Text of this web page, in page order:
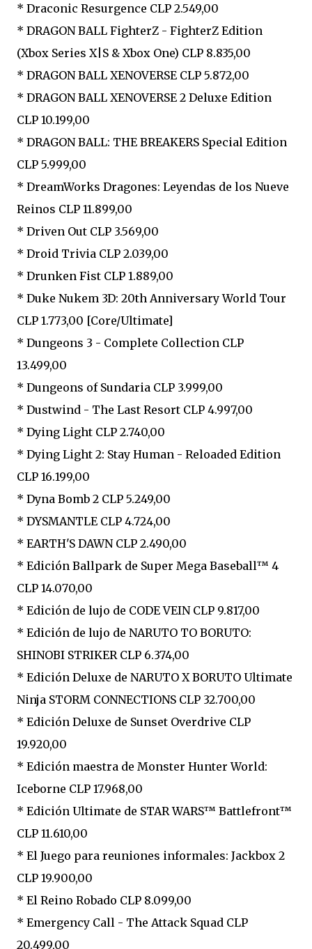
* Draconic Resurgence CLP 2.549,00
* DRAGON BALL FighterZ - FighterZ Edition
(Xbox Series X|S & Xbox One) CLP 8.835,00
* DRAGON BALL XENOVERSE CLP 5.872,00
* DRAGON BALL XENOVERSE 2 Deluxe Edition
CLP 10.199,00
* DRAGON BALL: THE BREAKERS Special Edition
CLP 5.999,00
* DreamWorks Dragones: Leyendas de los Nueve
Reinos CLP 11.899,00
* Driven Out CLP 3.569,00
* Droid Trivia CLP 2.039,00
* Drunken Fist CLP 1.889,00
* Duke Nukem 3D: 20th Anniversary World Tour
CLP 1.773,00 [Core/Ultimate]
* Dungeons 3 - Complete Collection CLP
13.499,00
* Dungeons of Sundaria CLP 3.999,00
* Dustwind - The Last Resort CLP 4.997,00
* Dying Light CLP 2.740,00
* Dying Light 2: Stay Human - Reloaded Edition
CLP 16.199,00
* Dyna Bomb 2 CLP 5.249,00
* DYSMANTLE CLP 4.724,00
* EARTH'S DAWN CLP 2.490,00
* Edición Ballpark de Super Mega Baseball™ 4
CLP 14.070,00
* Edición de lujo de CODE VEIN CLP 9.817,00
* Edición de lujo de NARUTO TO BORUTO:
SHINOBI STRIKER CLP 6.374,00
* Edición Deluxe de NARUTO X BORUTO Ultimate
Ninja STORM CONNECTIONS CLP 32.700,00
* Edición Deluxe de Sunset Overdrive CLP
19.920,00
* Edición maestra de Monster Hunter World:
Iceborne CLP 17.968,00
* Edición Ultimate de STAR WARS™ Battlefront™
CLP 11.610,00
* El Juego para reuniones informales: Jackbox 2
CLP 19.900,00
* El Reino Robado CLP 8.099,00
* Emergency Call - The Attack Squad CLP
20.499,00